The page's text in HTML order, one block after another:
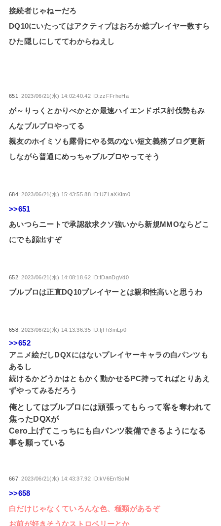
接続者じゃねーだろ
DQ10にいたってはアクティブはおろか総プレイヤー数すら
ひた隠しにしててわからねえし
651:2023/06/21(水) 14:02:40.42 ID:zzFFrheHa
が～りっくとかりべかとか最速ハイエンドボス討伐勢もみ
んなブルプロやってる
親友のホイミソも露骨にやる気のない短文義務ブログ更新
しながら普通にめっちゃブルプロやってそう
684:2023/06/21(水) 15:43:55.88 ID:UZLaXKIm0
>>651
あいつらニートで承認欲求クソ強いから新規MMOならどこ
にでも顔出すぞ
652:2023/06/21(水) 14:08:18.62 ID:fDanDgVd0
ブルプロは正直DQ10プレイヤーとは親和性高いと思うわ
658:2023/06/21(水) 14:13:36.35 ID:IjFh3mLp0
>>652
アニメ絵だしDQXにはないプレイヤーキャラの白パンツも
あるし
続けるかどうかはともかく動かせるPC持ってればとりあえ
ずやってみるだろう
俺としてはブルプロには頑張ってもらって客を奪われて
焦ったDQXが
Cero上げてこっちにも白パンツ装備できるようになる
事を願っている
667:2023/06/21(水) 14:43:37.92 ID:kV6EnfScM
>>658
白だけじゃなくていろんな色、種類があるぞ
お前が好きそうなストロベリーとか